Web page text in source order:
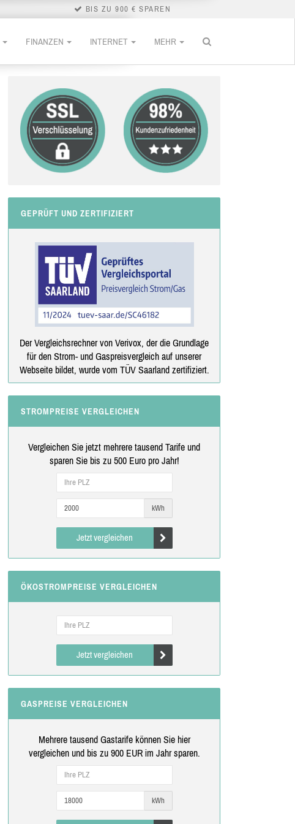
BIS ZU 900 € SPAREN
FINANZEN INTERNET MEHR
GEPRÜFT UND ZERTIFIZIERT
Der Vergleichsrechner von Verivox, der die Grundlage
für den Strom- und Gaspreisvergleich auf unserer
Webseite bildet, wurde vom TÜV Saarland zertifiziert.
STROMPREISE VERGLEICHEN
Vergleichen Sie jetzt mehrere tausend Tarife und
sparen Sie bis zu 500 Euro pro Jahr!
kWh
Jetzt vergleichen
ÖKOSTROMPREISE VERGLEICHEN
Jetzt vergleichen
GASPREISE VERGLEICHEN
Mehrere tausend Gastarife können Sie hier
vergleichen und bis zu 900 EUR im Jahr sparen.
kWh